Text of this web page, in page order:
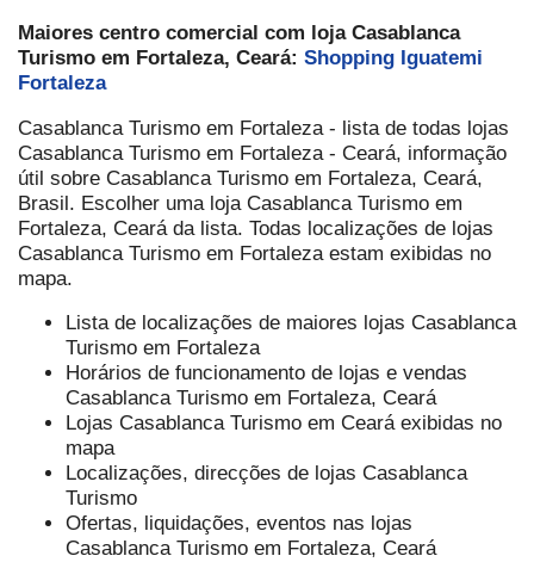
Maiores centro comercial com loja Casablanca
Turismo em Fortaleza, Ceará: Shopping Iguatemi
Fortaleza
Casablanca Turismo em Fortaleza - lista de todas lojas
Casablanca Turismo em Fortaleza - Ceará, informação
útil sobre Casablanca Turismo em Fortaleza, Ceará,
Brasil. Escolher uma loja Casablanca Turismo em
Fortaleza, Ceará da lista. Todas localizações de lojas
Casablanca Turismo em Fortaleza estam exibidas no
mapa.
Lista de localizações de maiores lojas Casablanca
Turismo em Fortaleza
Horários de funcionamento de lojas e vendas
Casablanca Turismo em Fortaleza, Ceará
Lojas Casablanca Turismo em Ceará exibidas no
mapa
Localizações, direcções de lojas Casablanca
Turismo
Ofertas, liquidações, eventos nas lojas
Casablanca Turismo em Fortaleza, Ceará